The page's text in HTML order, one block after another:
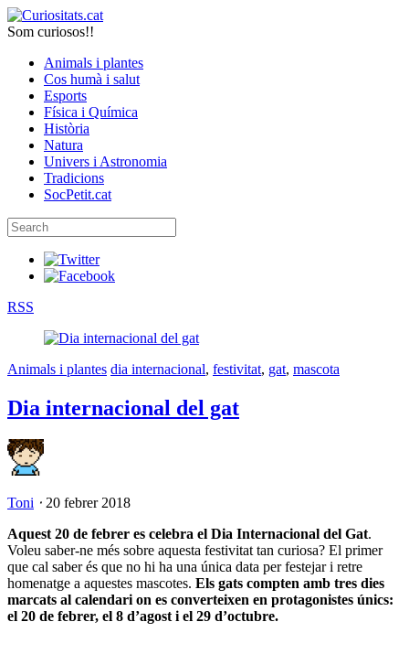
Som curiosos!!
Animals i plantes
Cos humà i salut
Esports
Física i Química
Història
Natura
Univers i Astronomia
Tradicions
SocPetit.cat
RSS
Animals i plantes dia internacional, festivitat, gat, mascota
Dia internacional del gat
Toni ⋅ 20 febrer 2018
Aquest 20 de febrer es celebra el Dia Internacional del Gat.
Voleu saber-ne més sobre aquesta festivitat tan curiosa? El primer
que cal saber és que no hi ha una única data per festejar i retre
homenatge a aquestes mascotes. Els gats compten amb tres dies
marcats al calendari on es converteixen en protagonistes únics:
el 20 de febrer, el 8 d’agost i el 29 d’octubre.